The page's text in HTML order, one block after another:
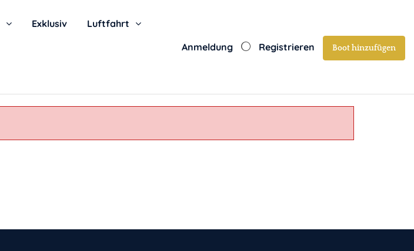
Exklusiv Luftfahrt
Anmeldung Registrieren Boot hinzufügen